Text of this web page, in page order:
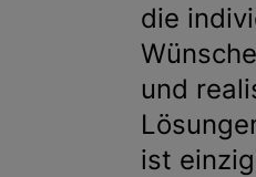
die
und
ist